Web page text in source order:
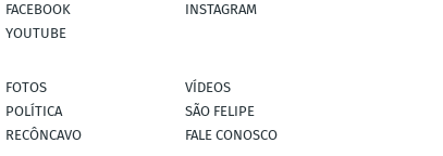
FACEBOOK
INSTAGRAM
YOUTUBE
FOTOS
VÍDEOS
POLÍTICA
SÃO FELIPE
RECÔNCAVO
FALE CONOSCO